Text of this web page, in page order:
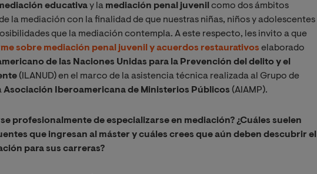
educativay la mediación penal juvenilcomo dos ámbitos
la mediación con la finalidad de que nuestras niñas, niños y adolescentes
que la mediación contempla. A este respecto, les invito a que
sobre mediación penal juvenil y acuerdos restaurativos elaborado
de las Naciones Unidas para la Prevención del delito y el
(ILANUD) en el marco de la asistencia técnica realizada al Grupo de
Asociación Iberoamericana de Ministerios Públicos (AIAMP).
profesionalmente de especializarse en mediación? ¿Cuáles suelen
que ingresan al máster y cuáles crees que aún deben descubrir el
para sus carreras?